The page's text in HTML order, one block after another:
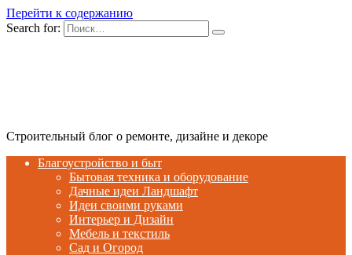
Перейти к содержанию
Search for:
Строительный блог о ремонте, дизайне и декоре
Благоустройство и быт
Бытовая техника и оборудование
Дачные идеи Ландшафт
Идеи своими руками
Интерьер и Дизайн
Мебель и текстиль
Сад и Огород